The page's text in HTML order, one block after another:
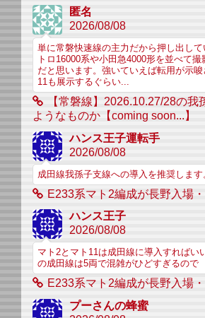
匿名
2026/08/08
単に常磐快速線の主力だから押し出し
トロ16000系や小田急4000形を並べて
だと思います。強いていえば転用が示唆
11も展示するぐらい...
【常磐線】2026.10.27/28の
ようなものか【coming soon...】
ハンス王子運転手
2026/08/08
成田線我孫子支線への導入を推奨します
E233系マト2編成が長野入場
ハンス王子
2026/08/08
マト2とマト11は成田線に導入すればい
の成田線は5両で混雑がひどすぎるので
E233系マト2編成が長野入場
プーさんの蜂蜜